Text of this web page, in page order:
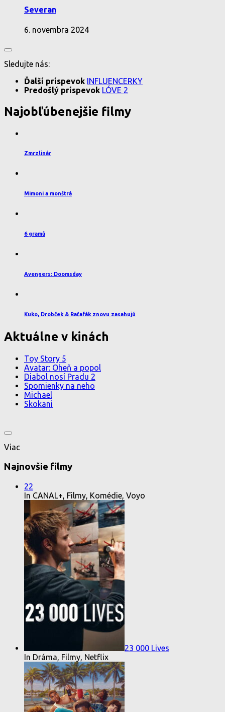
Severan
6. novembra 2024
Sledujte nás:
Ďalší príspevok INFLUENCERKY
Predošlý príspevok LÓVE 2
Najobľúbenejšie filmy
Zmrzlinár
Mimoni a monštrá
6 gramů
Avengers: Doomsday
Kuko, Drobček & Raťafák znovu zasahujú
Aktuálne v kinách
Toy Story 5
Avatar: Oheň a popol
Diabol nosí Pradu 2
Spomienky na neho
Michael
Skokani
Viac
Najnovšie filmy
22
In CANAL+, Filmy, Komédie, Voyo
23 000 Lives
In Dráma, Filmy, Netflix